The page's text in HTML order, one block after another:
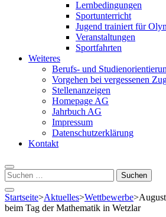
Lernbedingungen
Sportunterricht
Jugend trainiert für
Veranstaltungen
Sportfahrten
Weiteres
Berufs- und
Vorgehen bei vergessenen
Stellenanzeigen
Homepage AG
Jahrbuch AG
Impressum
Datenschutzerklärung
Kontakt
Suchen
nach:
Startseite>Aktuelles>Wettbewerbe>
beim Tag der Mathematik in Wetzlar